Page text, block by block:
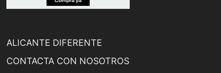
ALICANTE DIFERENTE
CONTACTA CON NOSOTROS